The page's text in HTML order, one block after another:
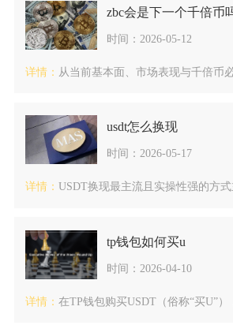
zbc会是下一个千倍币
时间：2026-05-12
详情： 从当前基本面、市场表现与千倍币必备条件
usdt怎么换现
时间：2026-05-17
详情： USDT换现最主流且实操性强的方式主要为
tp钱包如何买u
时间：2026-04-10
详情： 在TP钱包购买USDT（俗称“买U”），核